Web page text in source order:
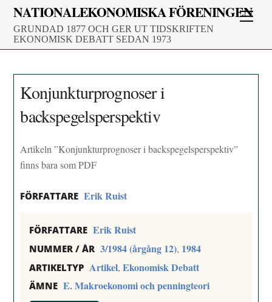
Skip
content
NATIONALEKONOMISKA FÖRENINGEN
GRUNDAD 1877 OCH GER UT TIDSKRIFTEN
EKONOMISK DEBATT SEDAN 1973
Konjunkturprognoser i
backspegelsperspektiv
Artikeln ”Konjunkturprognoser i backspegelsperspektiv”
finns bara som PDF
FÖRFATTARE Erik Ruist
FÖRFATTARE Erik Ruist
NUMMER / ÅR 3/1984 (årgång 12), 1984
ARTIKELTYP Artikel,Ekonomisk Debatt
ÄMNE E. Makroekonomi och penningteori